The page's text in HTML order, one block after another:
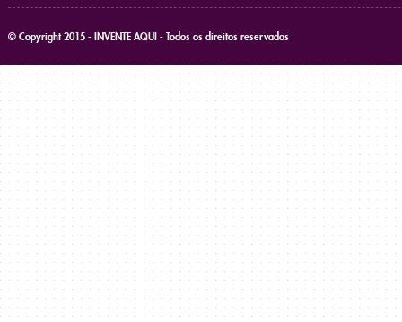
© Copyright 2015 - INVENTE AQUI - Todos os direitos reservados